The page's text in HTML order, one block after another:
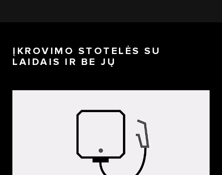
ĮKROVIMO STOTELĖS SU
LAIDAIS IR BE JŲ